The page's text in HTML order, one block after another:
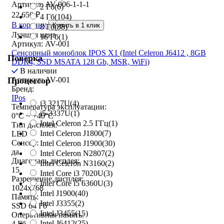
2 Гб(6)
4 Гб(104)
8 Гб(38)
16 Гб(1)
Поверка
Процессор
i3 3217U(4)
i5-3337U(1)
Intel Celeron 2.5 ГГц(1)
Intel Celeron J1800(7)
Intel Celeron J1900(30)
Intel Celeron N2807(2)
Intel Celeron N3160(2)
Intel Core i3 7020U(3)
Intel Core i5 6360U(3)
Intel J1900(40)
Intel J3355(2)
Intel J3455(15)
Артикул: AV-006-1-1-1
22 650₽
В корзину
Купить в 1 клик
Лучшая цена
Артикул: AV-001
Сенсорный моноблок IPOS X1 (Intel Celeron J6412 , 8GB
DDR4, SSD MSATA 128 Gb, MSR, WiFi)
В наличии
Артикул: AV-001
Бренд:
IPos
Температура эксплуатации:
0°C ~ +40°C
Тип дисплея:
LED
Сенсор:
да
Диагональ дисплея:
15
Разрешение дисплея:
1024x768
Память:
SSD 64 Гб
Оперативная память: